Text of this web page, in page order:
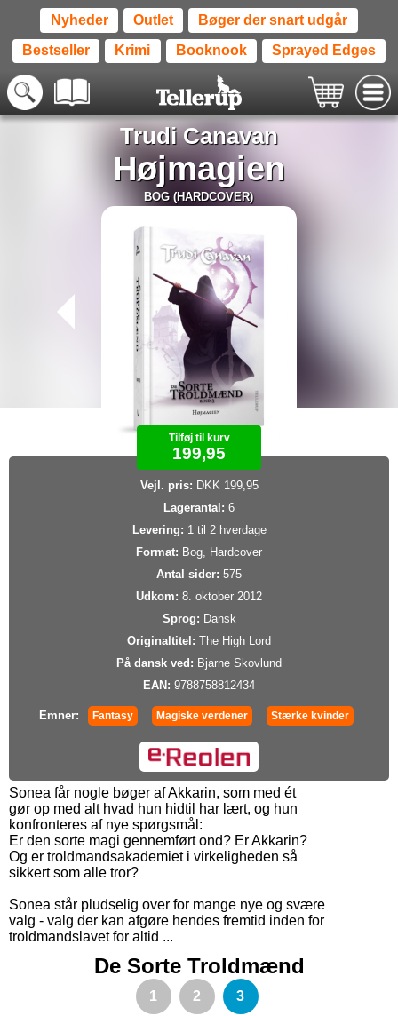
Nyheder Outlet Bøger der snart udgår
Bestseller Krimi Booknook Sprayed Edges
Trudi Canavan
Højmagien
BOG (HARDCOVER)
Tilføj til kurv
199,95
Vejl. pris: DKK 199,95
Lagerantal: 6
Levering: 1 til 2 hverdage
Format: Bog, Hardcover
Antal sider: 575
Udkom: 8. oktober 2012
Sprog: Dansk
Originaltitel: The High Lord
På dansk ved: Bjarne Skovlund
EAN: 9788758812434
Emner: Fantasy Magiske verdener Stærke kvinder
Sonea får nogle bøger af Akkarin, som med ét
gør op med alt hvad hun hidtil har lært, og hun
konfronteres af nye spørgsmål:
Er den sorte magi gennemført ond? Er Akkarin?
Og er troldmandsakademiet i virkeligheden så
sikkert som alle tror?
Sonea står pludselig over for mange nye og svære
valg - valg der kan afgøre hendes fremtid inden for
troldmandslavet for altid ...
De Sorte Troldmænd
1 2 3